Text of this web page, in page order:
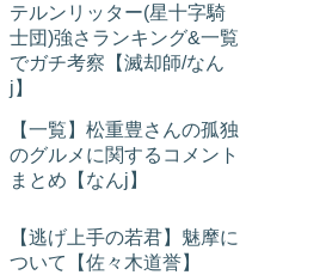
テルンリッター(星十字騎
士団)強さランキング&一覧
でガチ考察【滅却師/なん
j】
【一覧】松重豊さんの孤独
のグルメに関するコメント
まとめ【なんj】
【逃げ上手の若君】魅摩に
ついて【佐々木道誉】